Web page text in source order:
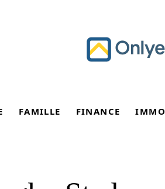
FAMILLE FINANCE IMMO